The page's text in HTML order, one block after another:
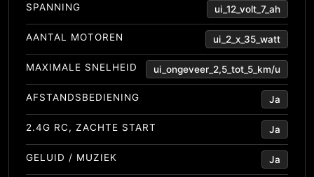
SPANNING ui_12_volt_7_ah
AANTAL MOTOREN ui_2_x_35_watt
MAXIMALE SNELHEID ui_ongeveer_2,5_tot_5_km/u
AFSTANDSBEDIENING Ja
2.4G RC, ZACHTE START Ja
GELUID / MUZIEK Ja